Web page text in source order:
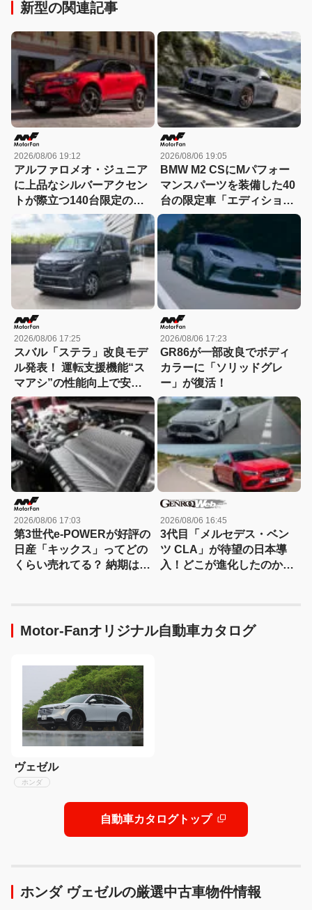
新型の関連記事
2026/08/06 19:12
アルファロメオ・ジュニア
に上品なシルバーアクセン
トが際立つ140台限定の
「スポルト スペチアーレ」
が登場！
2026/08/06 19:05
BMW M2 CSにMパフォー
マンスパーツを装備した40
台の限定車「エディショ
ン・エッジ」が登場！
2026/08/06 17:25
スバル「ステラ」改良モデ
ル発表！ 運転支援機能“ス
マアシ”の性能向上で安心
感さらにアップ
2026/08/06 17:23
GR86が一部改良でボディ
カラーに「ソリッドグレ
ー」が復活！
2026/08/06 17:03
第3世代e-POWERが好評の
日産「キックス」ってどの
くらい売れてる？ 納期は？
2026/08/06 16:45
3代目「メルセデス・ベン
ツ CLA」が待望の日本導
入！どこが進化したのか先
Motor-Fanオリジナル自動車カタログ
ヴェゼル
ホンダ
自動車カタログトップ
ホンダ ヴェゼルの厳選中古車物件情報